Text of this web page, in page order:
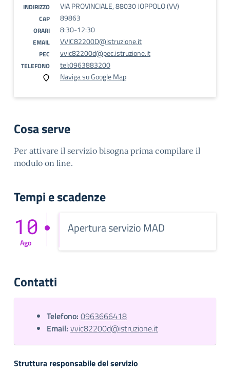
INDIRIZZO VIA PROVINCIALE, 88030 JOPPOLO (VV)
CAP 89863
ORARI 8:30-12:30
EMAIL VVIC82200D@istruzione.it
PEC vvic82200d@pec.istruzione.it
TELEFONO
tel:0963883200
Naviga su Google Map
Cosa serve
Per attivare il servizio bisogna prima compilare il
modulo on line.
Tempi e scadenze
10
Ago
Apertura servizio MAD
Contatti
Telefono: 0963666418
Email: vvic82200d@istruzione.it
Struttura responsabile del servizio